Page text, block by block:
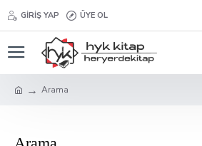
GIRIŞ YAP ÜYE OL
Arama